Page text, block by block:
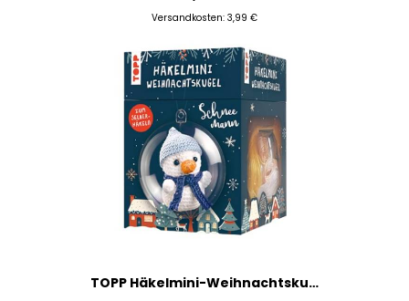
Versandkosten: 3,99 €
TOPP Häkelmini-Weihnachtskugel Häkelset Schneemann: Anleitung, Garn (100% Baumwolle) in 5 Farben, Häkelnadel (1,5 mm), Kunststoffkugel (7 cm), Füllwatte, Perlen, Glöckchen, White